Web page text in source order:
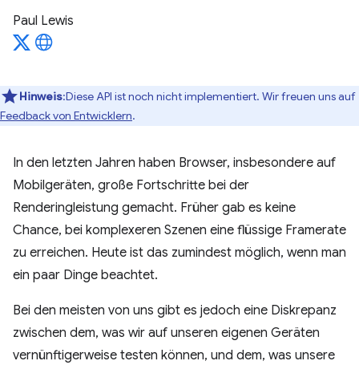
Paul Lewis
Hinweis:Diese API ist noch nicht implementiert. Wir freuen uns auf
Feedback von Entwicklern.
In den letzten Jahren haben Browser, insbesondere auf
Mobilgeräten, große Fortschritte bei der
Renderingleistung gemacht. Früher gab es keine
Chance, bei komplexeren Szenen eine flüssige Framerate
zu erreichen. Heute ist das zumindest möglich, wenn man
ein paar Dinge beachtet.
Bei den meisten von uns gibt es jedoch eine Diskrepanz
zwischen dem, was wir auf unseren eigenen Geräten
vernünftigerweise testen können, und dem, was unsere